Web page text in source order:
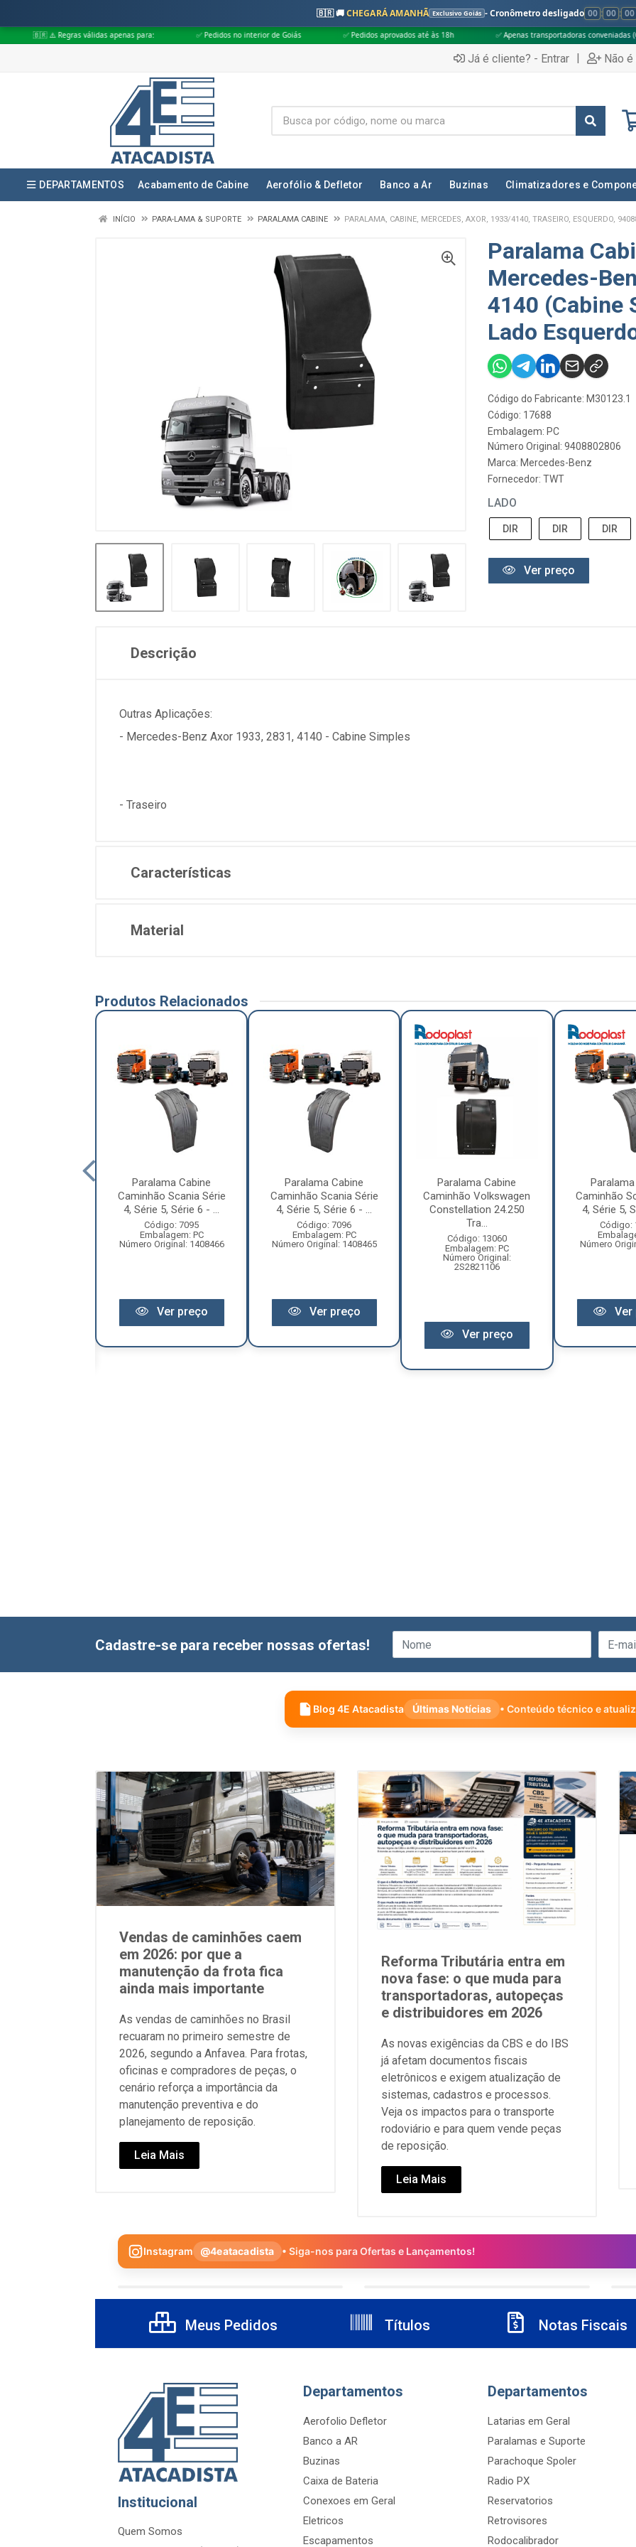
🇧🇷 🚚CHEGARÁ AMANHÃ Exclusivo Goiás - Cronômetro desligado 00 : 00 : 00
válidas apenas para: ✅ Pedidos no interior de Goiás ✅ Pedidos aprovados até às 18h ✅ Apenas transportadoras conveniadas (Grupo G5)
Já é cliente? - Entrar | Não
DEPARTAMENTOS Acabamento de Cabine Aerofólio & Defletor Banco a Ar Buzinas Climatizadores e
INÍCIO PARA-LAMA & SUPORTE PARALAMA CABINE PARALAMA, CABINE, MERCEDES, AXOR, 1933/4140, TRASEIRO, ESQUERDO,
Paralama
Mercedes-
4140 (Cabine
Lado
Código do Fabricante: M30123.1
Código: 17688
Embalagem: PC
Número Original: 9408802806
Marca: Mercedes-Benz
Fornecedor: TWT
LADO
DIR DIR DIR
Ver preço
Descrição
Outras Aplicações:
- Mercedes-Benz Axor 1933, 2831, 4140 - Cabine Simples
- Traseiro
Características
Material
Produtos Relacionados
Paralama Cabine
Caminhão Scania Série
4, Série 5, Série 6 - ...
Código: 7095
Embalagem: PC
Número Original: 1408466
Ver preço
Paralama Cabine
Caminhão Scania Série
4, Série 5, Série 6 - ...
Código: 7096
Embalagem: PC
Número Original: 1408465
Ver preço
Paralama Cabine
Caminhão Volkswagen
Constellation 24.250
Tra...
Código: 13060
Embalagem: PC
Número Original:
2S2821106
Ver preço
Caminhão
4, Série 5,
Código:
Número
Ver
Cadastre-se para receber nossas ofertas!
Blog 4E Atacadista Últimas Notícias • Conteúdo técnico e
Vendas de caminhões caem
em 2026: por que a
manutenção da frota fica
ainda mais importante
As vendas de caminhões no Brasil
recuaram no primeiro semestre de
2026, segundo a Anfavea. Para frotas,
oficinas e compradores de peças, o
cenário reforça a importância da
manutenção preventiva e do
planejamento de reposição.
Leia Mais
Reforma Tributária entra em
nova fase: o que muda para
transportadoras, autopeças
e distribuidores em 2026
As novas exigências da CBS e do IBS
já afetam documentos fiscais
eletrônicos e exigem atualização de
sistemas, cadastros e processos.
Veja os impactos para o transporte
rodoviário e para quem vende peças
de reposição.
Leia Mais
Instagram @4eatacadista • Siga-nos para Ofertas e Lançamentos!
Meus Pedidos Títulos Notas Fiscais
Institucional
Quem Somos
Departamentos
Aerofolio Defletor
Banco a AR
Buzinas
Caixa de Bateria
Conexoes em Geral
Eletricos
Escapamentos
Departamentos
Latarias em Geral
Paralamas e Suporte
Parachoque Spoler
Radio PX
Reservatorios
Retrovisores
Rodocalibrador